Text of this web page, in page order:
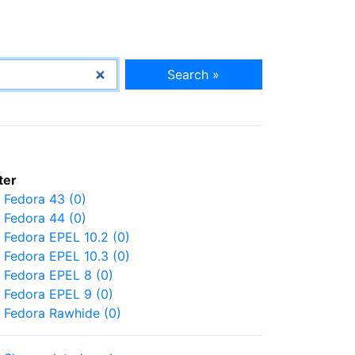
Search »
Fedora 43 (0)
Fedora 44 (0)
Fedora EPEL 10.2 (0)
Fedora EPEL 10.3 (0)
Fedora EPEL 8 (0)
Fedora EPEL 9 (0)
Fedora Rawhide (0)